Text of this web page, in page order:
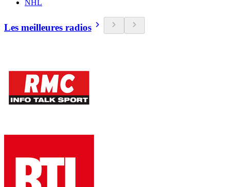
NHL
Les meilleures radios